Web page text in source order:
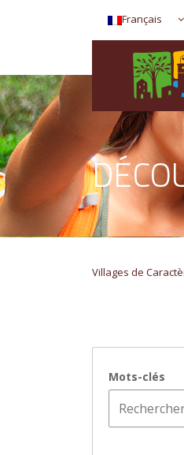
Français
Villages de
Mots-clés